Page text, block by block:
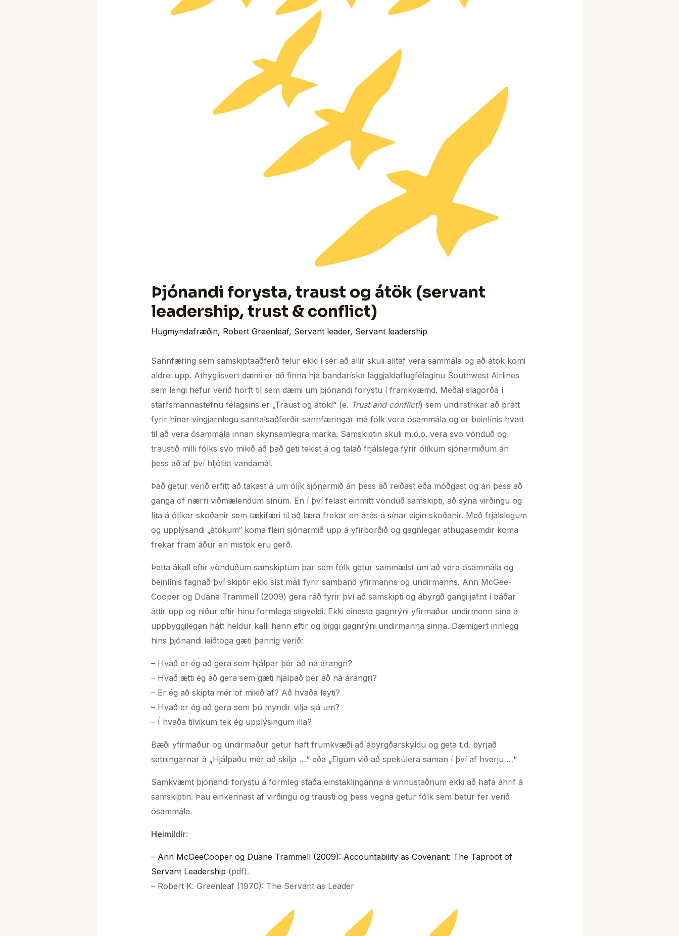
Þjónandi forysta, traust og átök (servant
leadership, trust & conflict)
Hugmyndafræðin, Robert Greenleaf, Servant leader, Servant leadership
Sannfæring sem samskiptaaðferð felur ekki í sér að allir skuli alltaf vera sammála og að átök komi
aldrei upp. Athyglisvert dæmi er að finna hjá bandaríska lággjaldaflugfélaginu Southwest Airlines
sem lengi hefur verið horft til sem dæmi um þjónandi forystu í framkvæmd. Meðal slagorða í
starfsmannastefnu félagsins er „Traust og átök!“ (e. Trust and conflict!) sem undirstrikar að þrátt
fyrir hinar vingjarnlegu samtalsaðferðir sannfæringar má fólk vera ósammála og er beinlínis hvatt
til að vera ósammála innan skynsamlegra marka. Samskiptin skuli m.ö.o. vera svo vönduð og
traustið milli fólks svo mikið að það geti tekist á og talað frjálslega fyrir ólíkum sjónarmiðum án
þess að af því hljótist vandamál.
Það getur verið erfitt að takast á um ólík sjónarmið án þess að reiðast eða móðgast og án þess að
ganga of nærri viðmælendum sínum. En í því felast einmitt vönduð samskipti, að sýna virðingu og
líta á ólíkar skoðanir sem tækifæri til að læra frekar en árás á sínar eigin skoðanir. Með frjálslegum
og upplýsandi „átökum“ koma fleiri sjónarmið upp á yfirborðið og gagnlegar athugasemdir koma
frekar fram áður en mistök eru gerð.
Þetta ákall eftir vönduðum samskiptum þar sem fólk getur sammælst um að vera ósammála og
beinlínis fagnað því skiptir ekki síst máli fyrir samband yfirmanns og undirmanns. Ann McGee-
Cooper og Duane Trammell (2009) gera ráð fyrir því að samskipti og ábyrgð gangi jafnt í báðar
áttir upp og niður eftir hinu formlega stigveldi. Ekki einasta gagnrýni yfirmaður undirmenn sína á
uppbyggilegan hátt heldur kalli hann eftir og þiggi gagnrýni undirmanna sinna. Dæmigert innlegg
hins þjónandi leiðtoga gæti þannig verið:
– Hvað er ég að gera sem hjálpar þér að ná árangri?
– Hvað ætti ég að gera sem gæti hjálpað þér að ná árangri?
– Er ég að skipta mér of mikið af? Að hvaða leyti?
– Hvað er ég að gera sem þú myndir vilja sjá um?
– Í hvaða tilvikum tek ég upplýsingum illa?
Bæði yfirmaður og undirmaður getur haft frumkvæði að ábyrgðarskyldu og geta t.d. byrjað
setningarnar á „Hjálpaðu mér að skilja …“ eða „Eigum við að spekúlera saman í því af hverju …“
Samkvæmt þjónandi forystu á formleg staða einstaklinganna á vinnustaðnum ekki að hafa áhrif á
samskiptin. Þau einkennast af virðingu og trausti og þess vegna getur fólk sem betur fer verið
ósammála.
Heimildir:
– Ann McGeeCooper og Duane Trammell (2009): Accountability as Covenant: The Taproot of
Servant Leadership (pdf).
– Robert K. Greenleaf (1970): The Servant as Leader